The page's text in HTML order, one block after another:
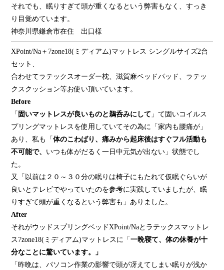
それでも、眠りすぎて頭が重くなるという弊害もなく、すっき
り目覚めています。
神奈川県鎌倉市在住 出口様
XPoint/Na＋7zone18(ミディアム)マットレス シングルサイズ2台
セット、
合わせてラテックスオーダー枕、滋賀麻ベッドパッド、ラテッ
クスクッション等お使い頂いています。
Before
「 固いマットレスが良いものと鵜呑みにして 」て固いコイルス
プリングマットレスを使用していてその為に「家内も腰痛が」
あり、 私も「体のこわばり、痛みから起床後はすぐフル活動も
不可能で、 いつも体がだるく一日中元気が出ない」状態でし
た。
又「以前は２０～３０分の眠りは椅子にもたれて仮眠ぐらいが
良いとテレビでやっていたのを参考に実践していましたが、眠
りすぎて頭が重くなるという弊害も」ありました。
After
それがウッドスプリングベッドXPoint/Naとラテックスマットレ
ス 7zone18(ミディアム)マットレスに「一晩寝て、体の休養が十
分なことに驚いています。
」
「昨晩は、パソコン作業の影響で頭が冴えてしまい眠りが浅か